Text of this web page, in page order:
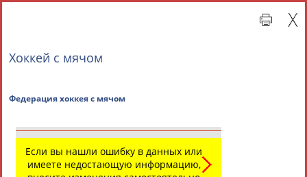
Хоккей с мячом
Федерация хоккея с мячом
Если вы нашли ошибку в данных или
имеете недостающую информацию,